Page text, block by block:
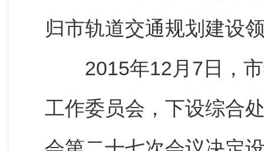
归市轨道交通规划建设
2015年12月7日，市
工作委员会，下设综合